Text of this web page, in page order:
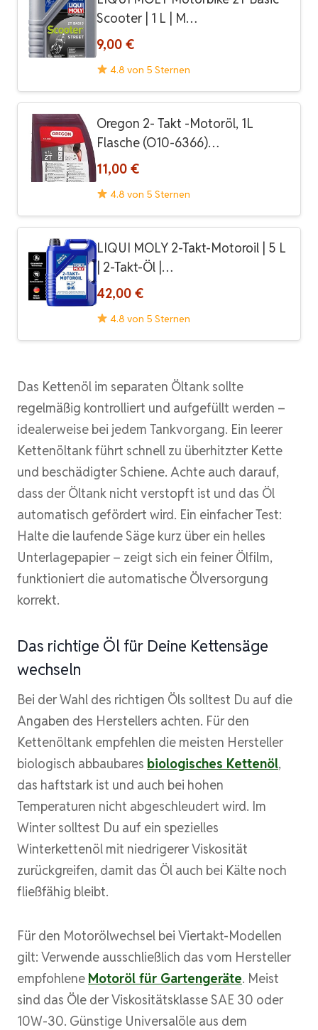
Scooter | 1 L | M…
9,00 €
4.8 von 5 Sternen
Oregon 2- Takt -Motoröl, 1L
Flasche (O10-6366)…
11,00 €
4.8 von 5 Sternen
LIQUI MOLY 2-Takt-Motoroil | 5 L
| 2-Takt-Öl |…
42,00 €
4.8 von 5 Sternen
Das Kettenöl im separaten Öltank sollte
regelmäßig kontrolliert und aufgefüllt werden –
idealerweise bei jedem Tankvorgang. Ein leerer
Kettenöltank führt schnell zu überhitzter Kette
und beschädigter Schiene. Achte auch darauf,
dass der Öltank nicht verstopft ist und das Öl
automatisch gefördert wird. Ein einfacher Test:
Halte die laufende Säge kurz über ein helles
Unterlagepapier – zeigt sich ein feiner Ölfilm,
funktioniert die automatische Ölversorgung
korrekt.
Das richtige Öl für Deine Kettensäge
wechseln
Bei der Wahl des richtigen Öls solltest Du auf die
Angaben des Herstellers achten. Für den
Kettenöltank empfehlen die meisten Hersteller
biologisch abbaubares biologisches Kettenöl,
das haftstark ist und auch bei hohen
Temperaturen nicht abgeschleudert wird. Im
Winter solltest Du auf ein spezielles
Winterkettenöl mit niedrigerer Viskosität
zurückgreifen, damit das Öl auch bei Kälte noch
fließfähig bleibt.
Für den Motorölwechsel bei Viertakt-Modellen
gilt: Verwende ausschließlich das vom Hersteller
empfohlene Motoröl für Gartengeräte. Meist
sind das Öle der Viskositätsklasse SAE 30 oder
10W-30. Günstige Universalöle aus dem